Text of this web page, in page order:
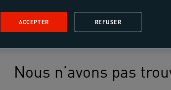
Nous n’avons pas
REFUSER
ACCEPTER